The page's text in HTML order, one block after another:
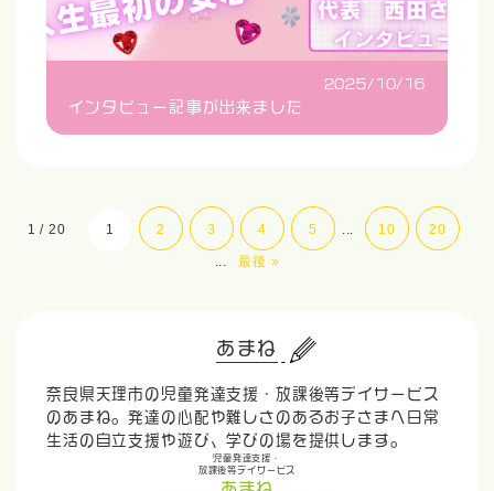
2025/10/16
インタビュー記事が出来ました
1 / 20 1 2 3 4 5 ... 10 20
... 最後 »
あまね
奈良県天理市の児童発達支援・放課後等デイサービス
のあまね。発達の心配や難しさのあるお子さまへ日常
生活の自立支援や遊び、学びの場を提供します。
児童発達支援・
放課後等デイサービス